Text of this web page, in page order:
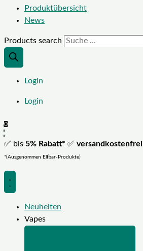
Produktübersicht
News
Products search
Login
Login
0
✅ bis 5% Rabatt* ✅ versandkostenfrei
*(Ausgenommen Elfbar-Produkte)
Neuheiten
Vapes